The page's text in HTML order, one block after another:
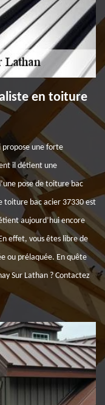
en toiture
propose une forte
il détient une
pose de toiture bac
toiture bac acier 37330 est
aujourd’hui encore
effet, vous êtes libre de
ou prélaquée. En quête
Sur Lathan ? Contactez